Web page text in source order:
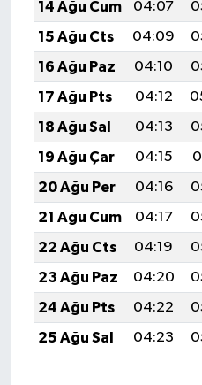
14 Ağu Cum 04:07
15 Ağu Cts
04:09
16 Ağu Paz
04:10
17 Ağu Pts
04:12
18 Ağu Sal
04:13
19 Ağu Çar
04:15
20 Ağu Per
04:16
21 Ağu Cum
04:17
22 Ağu Cts
04:19
23 Ağu Paz
04:20
24 Ağu Pts
04:22
25 Ağu Sal
04:23